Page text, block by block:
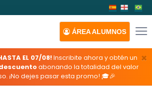
ÁREAALUMNOS
×
EL 07/08!Inscribite ahora y obtén un
abonando la totalidad del valor
¡No dejes pasar esta promo! 🎓🎉